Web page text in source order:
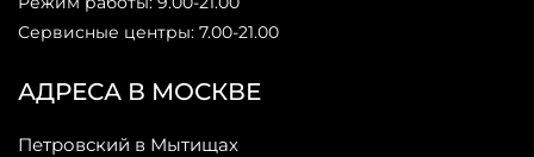
АДРЕСА В МОСКВЕ
Петровский в Мытищах
Сервисные центры: 7.00-21.00